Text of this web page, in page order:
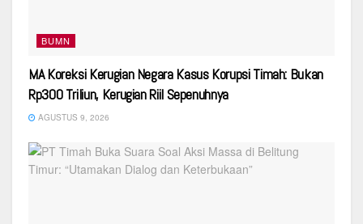
BUMN
MA Koreksi Kerugian Negara Kasus Korupsi Timah: Bukan
Rp300 Triliun, Kerugian Riil Sepenuhnya
AGUSTUS 9, 2026